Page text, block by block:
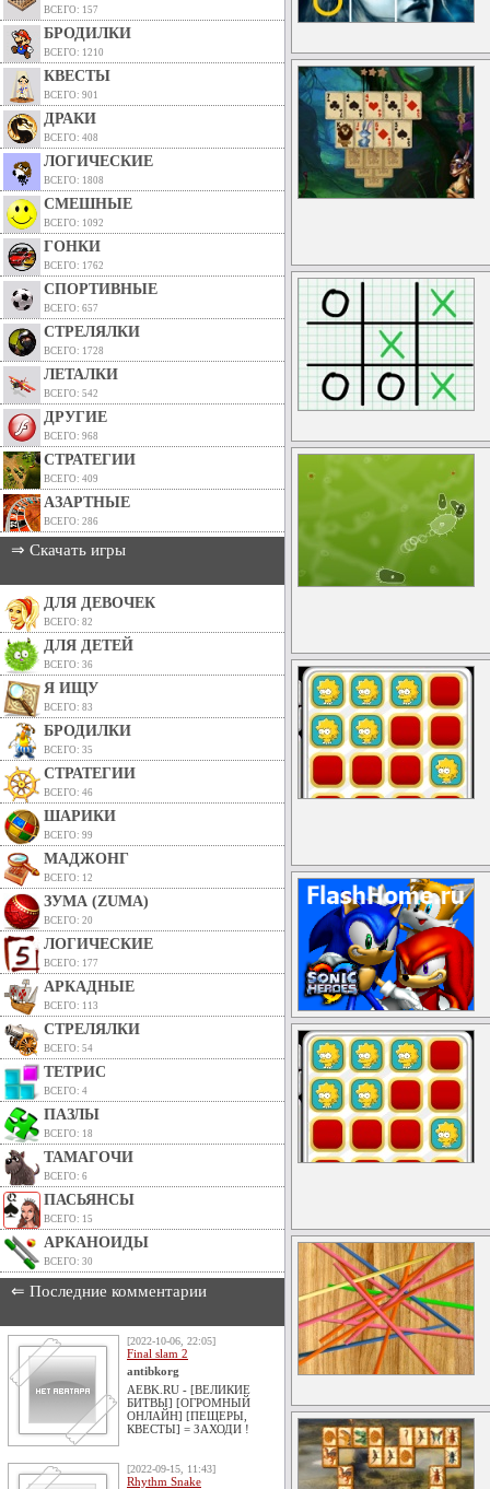
ВСЕГО: 157
БРОДИЛКИ
ВСЕГО: 1210
КВЕСТЫ
ВСЕГО: 901
ДРАКИ
ВСЕГО: 408
ЛОГИЧЕСКИЕ
ВСЕГО: 1808
СМЕШНЫЕ
ВСЕГО: 1092
ГОНКИ
ВСЕГО: 1762
СПОРТИВНЫЕ
ВСЕГО: 657
СТРЕЛЯЛКИ
ВСЕГО: 1728
ЛЕТАЛКИ
ВСЕГО: 542
ДРУГИЕ
ВСЕГО: 968
СТРАТЕГИИ
ВСЕГО: 409
АЗАРТНЫЕ
ВСЕГО: 286
⇒ Скачать игры
ДЛЯ ДЕВОЧЕК
ВСЕГО: 82
ДЛЯ ДЕТЕЙ
ВСЕГО: 36
Я ИЩУ
ВСЕГО: 83
БРОДИЛКИ
ВСЕГО: 35
СТРАТЕГИИ
ВСЕГО: 46
ШАРИКИ
ВСЕГО: 99
МАДЖОНГ
ВСЕГО: 12
ЗУМА (ZUMA)
ВСЕГО: 20
ЛОГИЧЕСКИЕ
ВСЕГО: 177
АРКАДНЫЕ
ВСЕГО: 113
СТРЕЛЯЛКИ
ВСЕГО: 54
ТЕТРИС
ВСЕГО: 4
ПАЗЛЫ
ВСЕГО: 18
ТАМАГОЧИ
ВСЕГО: 6
ПАСЬЯНСЫ
ВСЕГО: 15
АРКАНОИДЫ
ВСЕГО: 30
⇐ Последние комментарии
[2022-10-06, 22:05]
Final slam 2
antibkorg
AEBK.RU - [ВЕЛИКИЕ
БИТВЫ] [ОГРОМНЫЙ
ОНЛАЙН] [ПЕЩЕРЫ,
КВЕСТЫ] = ЗАХОДИ !
[2022-09-15, 11:43]
Rhythm Snake